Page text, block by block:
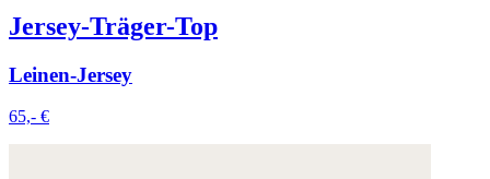
Jersey-Träger-Top
Leinen-Jersey
65,- €